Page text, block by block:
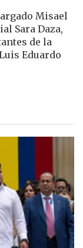
Misael
Sara Daza,
de la
Eduardo